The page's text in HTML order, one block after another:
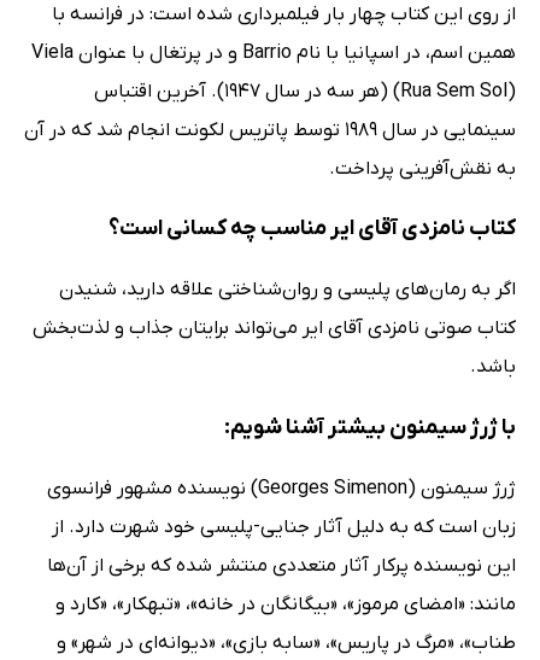
از روی این کتاب چهار بار فیلمبرداری شده است: در فرانسه با
همین اسم، در اسپانیا با نام Barrio و در پرتغال با عنوان Viela
(Rua Sem Sol) (هر سه در سال 1947). آخرین اقتباس
سینمایی در سال 1989 توسط پاتریس لکونت انجام شد که در آن
به نقش‌آفرینی پرداخت.
کتاب نامزدی آقای ایر مناسب چه کسانی است؟
اگر به رمان‌های پلیسی و روان‌شناختی علاقه دارید، شنیدن
کتاب صوتی نامزدی آقای ایر می‌تواند برایتان جذاب و لذت‌بخش
باشد.
با ژرژ سیمنون بیشتر آشنا شویم:
ژرژ سیمنون (Georges Simenon) نویسنده مشهور فرانسوی
زبان است که به دلیل آثار جنایی-پلیسی خود شهرت دارد. از
این نویسنده پرکار آثار متعددی منتشر شده که برخی از آن‌ها
مانند: «امضای مرموز»، «بیگانگان در خانه»، «تبهکار»، «کارد و
طناب»، «مرگ در پاریس»، «سابه بازی»، «دیوانه‌ای در شهر» و